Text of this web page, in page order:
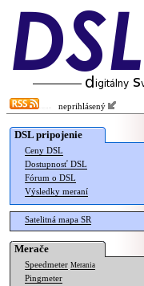
neprihlásený
DSL pripojenie
Ceny DSL
Dostupnosť DSL
Fórum o DSL
Výsledky meraní
Satelitná mapa SR
Merače
Speedmeter Merania
Pingmeter